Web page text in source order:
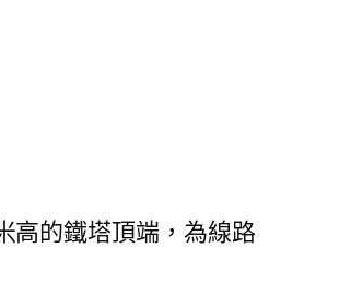
高的鐵塔頂端，為線路